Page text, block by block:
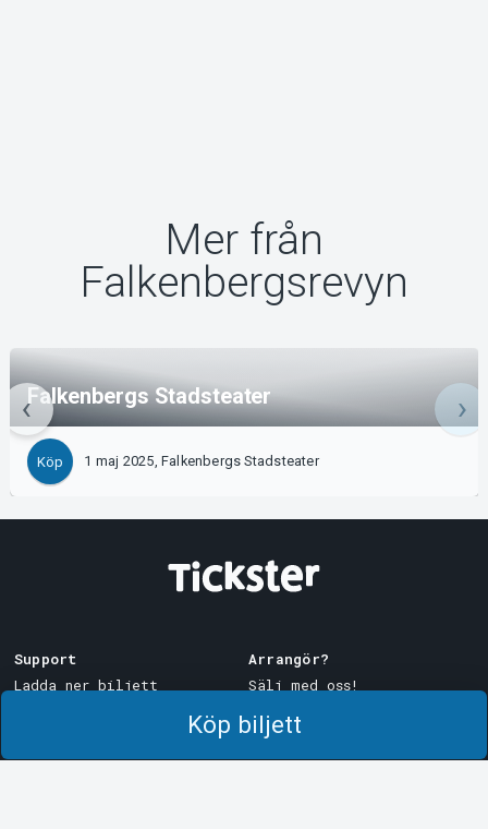
Köp biljett
Mer från
Falkenbergsrevyn
Falkenbergs Stadsteater
Köp 1 maj 2025, Falkenbergs Stadsteater
Support
Ladda ner biljett
Arrangör?
Sälj med oss!
Logga in i Manager